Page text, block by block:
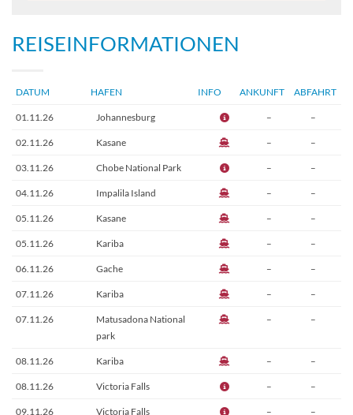
REISEINFORMATIONEN
DATUM HAFEN INFO ANKUNFT ABFAHRT
01.11.26 Johannesburg – –
02.11.26 Kasane – –
03.11.26 Chobe National Park – –
04.11.26 Impalila Island – –
05.11.26 Kasane – –
05.11.26 Kariba – –
06.11.26 Gache – –
07.11.26 Kariba – –
07.11.26
Matusadona National
park
– –
08.11.26 Kariba – –
08.11.26 Victoria Falls – –
09.11.26 Victoria Falls – –